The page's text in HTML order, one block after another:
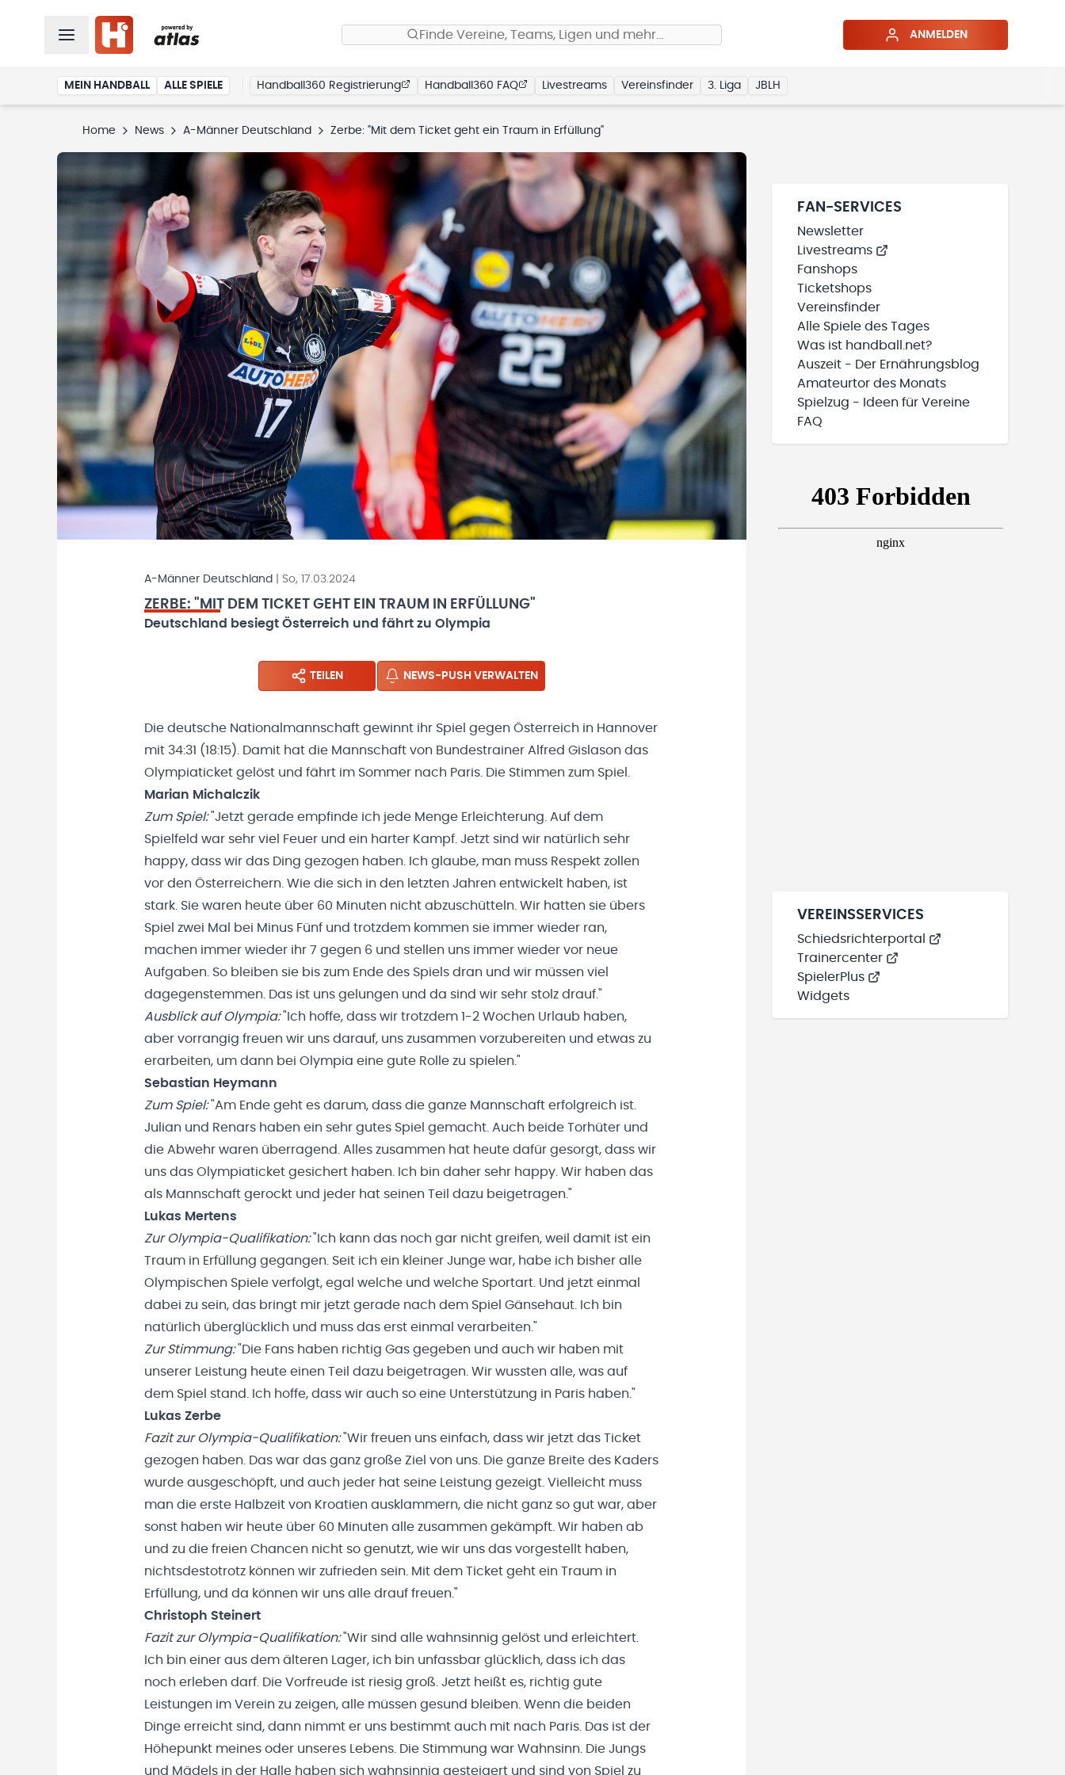
Finde Vereine, Teams, Ligen und mehr… ANMELDEN
MEIN HANDBALL ALLE SPIELE Handball360 Registrierung Handball360 FAQ Livestreams Vereinsfinder 3. Liga JBLH
Home News A-Männer Deutschland Zerbe: "Mit dem Ticket geht ein Traum in Erfüllung"
A-Männer Deutschland So, 17.03.2024
ZERBE: "MIT DEM TICKET GEHT EIN TRAUM IN ERFÜLLUNG"
Deutschland besiegt Österreich und fährt zu Olympia
TEILEN NEWS-PUSH VERWALTEN
Die deutsche Nationalmannschaft gewinnt ihr Spiel gegen Österreich in Hannover
mit 34:31 (18:15). Damit hat die Mannschaft von Bundestrainer Alfred Gislason das
Olympiaticket gelöst und fährt im Sommer nach Paris. Die Stimmen zum Spiel.
Marian Michalczik
Zum Spiel:"Jetzt gerade empfinde ich jede Menge Erleichterung. Auf dem
Spielfeld war sehr viel Feuer und ein harter Kampf. Jetzt sind wir natürlich sehr
happy, dass wir das Ding gezogen haben. Ich glaube, man muss Respekt zollen
vor den Österreichern. Wie die sich in den letzten Jahren entwickelt haben, ist
stark. Sie waren heute über 60 Minuten nicht abzuschütteln. Wir hatten sie übers
Spiel zwei Mal bei Minus Fünf und trotzdem kommen sie immer wieder ran,
machen immer wieder ihr 7 gegen 6 und stellen uns immer wieder vor neue
Aufgaben. So bleiben sie bis zum Ende des Spiels dran und wir müssen viel
dagegenstemmen. Das ist uns gelungen und da sind wir sehr stolz drauf."
Ausblick auf Olympia:"Ich hoffe, dass wir trotzdem 1-2 Wochen Urlaub haben,
aber vorrangig freuen wir uns darauf, uns zusammen vorzubereiten und etwas zu
erarbeiten, um dann bei Olympia eine gute Rolle zu spielen."
Sebastian Heymann
Zum Spiel:"Am Ende geht es darum, dass die ganze Mannschaft erfolgreich ist.
Julian und Renars haben ein sehr gutes Spiel gemacht. Auch beide Torhüter und
die Abwehr waren überragend. Alles zusammen hat heute dafür gesorgt, dass wir
uns das Olympiaticket gesichert haben. Ich bin daher sehr happy. Wir haben das
als Mannschaft gerockt und jeder hat seinen Teil dazu beigetragen."
Lukas Mertens
Zur Olympia-Qualifikation:"Ich kann das noch gar nicht greifen, weil damit ist ein
Traum in Erfüllung gegangen. Seit ich ein kleiner Junge war, habe ich bisher alle
Olympischen Spiele verfolgt, egal welche und welche Sportart. Und jetzt einmal
dabei zu sein, das bringt mir jetzt gerade nach dem Spiel Gänsehaut. Ich bin
natürlich überglücklich und muss das erst einmal verarbeiten."
Zur Stimmung:"Die Fans haben richtig Gas gegeben und auch wir haben mit
unserer Leistung heute einen Teil dazu beigetragen. Wir wussten alle, was auf
dem Spiel stand. Ich hoffe, dass wir auch so eine Unterstützung in Paris haben."
Lukas Zerbe
Fazit zur Olympia-Qualifikation:"Wir freuen uns einfach, dass wir jetzt das Ticket
gezogen haben. Das war das ganz große Ziel von uns. Die ganze Breite des Kaders
wurde ausgeschöpft, und auch jeder hat seine Leistung gezeigt. Vielleicht muss
man die erste Halbzeit von Kroatien ausklammern, die nicht ganz so gut war, aber
sonst haben wir heute über 60 Minuten alle zusammen gekämpft. Wir haben ab
und zu die freien Chancen nicht so genutzt, wie wir uns das vorgestellt haben,
nichtsdestotrotz können wir zufrieden sein. Mit dem Ticket geht ein Traum in
Erfüllung, und da können wir uns alle drauf freuen."
Christoph Steinert
Fazit zur Olympia-Qualifikation:"Wir sind alle wahnsinnig gelöst und erleichtert.
Ich bin einer aus dem älteren Lager, ich bin unfassbar glücklich, dass ich das
noch erleben darf. Die Vorfreude ist riesig groß. Jetzt heißt es, richtig gute
Leistungen im Verein zu zeigen, alle müssen gesund bleiben. Wenn die beiden
Dinge erreicht sind, dann nimmt er uns bestimmt auch mit nach Paris. Das ist der
Höhepunkt meines oder unseres Lebens. Die Stimmung war Wahnsinn. Die Jungs
und Mädels in der Halle haben sich wahnsinnig gesteigert und sind von Spiel zu
FAN-SERVICES
Newsletter
Livestreams
Fanshops
Ticketshops
Vereinsfinder
Alle Spiele des Tages
Was ist handball.net?
Auszeit - Der Ernährungsblog
Amateurtor des Monats
Spielzug - Ideen für Vereine
FAQ
VEREINSSERVICES
Schiedsrichterportal
Trainercenter
SpielerPlus
Widgets